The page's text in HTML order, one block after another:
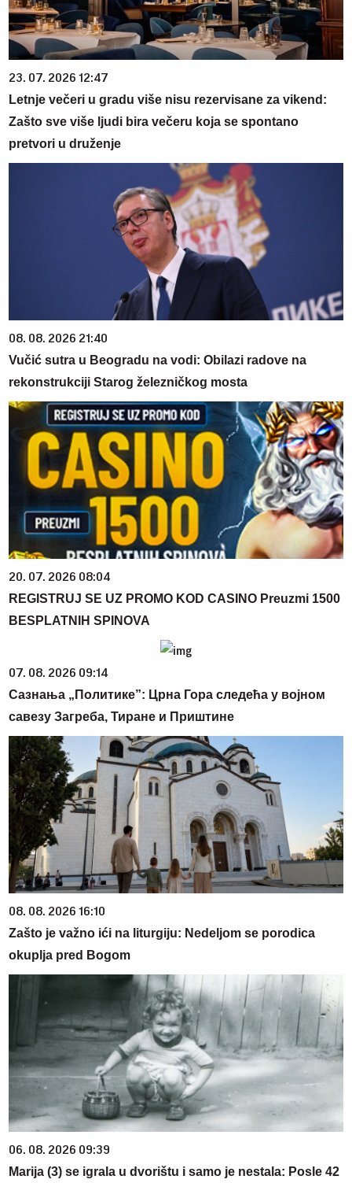
23. 07. 2026 12:47
Letnje večeri u gradu više nisu rezervisane za vikend:
Zašto sve više ljudi bira večeru koja se spontano
pretvori u druženje
08. 08. 2026 21:40
Vučić sutra u Beogradu na vodi: Obilazi radove na
rekonstrukciji Starog železničkog mosta
20. 07. 2026 08:04
REGISTRUJ SE UZ PROMO KOD CASINO Preuzmi 1500
BESPLATNIH SPINOVA
07. 08. 2026 09:14
Сазнања „Политике”: Црна Гора следећа у војном
савезу Загреба, Тиране и Приштине
08. 08. 2026 16:10
Zašto je važno ići na liturgiju: Nedeljom se porodica
okuplja pred Bogom
06. 08. 2026 09:39
Marija (3) se igrala u dvorištu i samo je nestala: Posle 42